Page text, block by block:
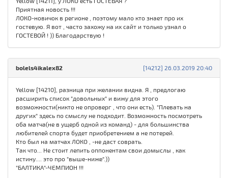
Приятная новость !!!
ЛОКО-новичок в регионе , поэтому мало кто знает про их
гостевую. Я вот , часто захожу на их сайт и только узнал о
ГОСТЕВОЙ ! )) Благодарствую !
[14212] 26.03.2019 20:40
bolels4ikalex82
Yellow [14210], разница при желании видна. Я , предлогаю
расширить список "довольных" и вижу для этого
возможности(никто не опроверг , что они есть). "Плевать на
других" здесь по смыслу не подходит. Возможность посмотреть
оба матча(не в ущерб одной из команд) - для большинства
любителей спорта будет приобретением а не потерей.
Кто был на матчах ЛОКО , -не даст соврать.
Так что... Не стоит лепить оппонентам свои домыслы , как
истину.... это про "выше-ниже".))
"БАЛТИКА"-ЧЕМПИОН !!!